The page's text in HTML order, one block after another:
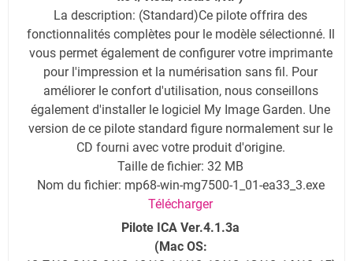
La description: (Standard)Ce pilote offrira des
fonctionnalités complètes pour le modèle sélectionné. Il
vous permet également de configurer votre imprimante
pour l'impression et la numérisation sans fil. Pour
améliorer le confort d'utilisation, nous conseillons
également d'installer le logiciel My Image Garden. Une
version de ce pilote standard figure normalement sur le
CD fourni avec votre produit d'origine.
Taille de fichier: 32 MB
Nom du fichier: mp68-win-mg7500-1_01-ea33_3.exe
Télécharger
Pilote ICA Ver.4.1.3a
(Mac OS: